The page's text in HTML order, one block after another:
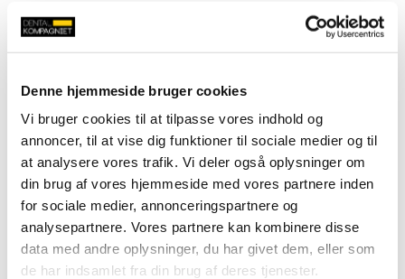
Denne hjemmeside bruger cookies
Vi bruger cookies til at tilpasse vores indhold og
annoncer, til at vise dig funktioner til sociale medier og til
at analysere vores trafik. Vi deler også oplysninger om
din brug af vores hjemmeside med vores partnere inden
for sociale medier, annonceringspartnere og
analysepartnere. Vores partnere kan kombinere disse
data med andre oplysninger, du har givet dem, eller som
de har indsamlet fra din brug af deres tjenester.
Discover Systems
Dr. Mach
Dürr
Dürr hygiejneprodukter
Dürr sug
Dynamostol
D-TEC
EKOM
EMS
EMS profylakse
EMS spidser
FONA
G.COMM
Heka